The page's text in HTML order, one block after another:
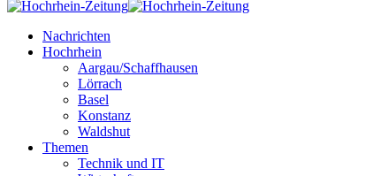
Nachrichten
Hochrhein
Aargau/Schaffhausen
Lörrach
Basel
Konstanz
Waldshut
Themen
Technik und IT